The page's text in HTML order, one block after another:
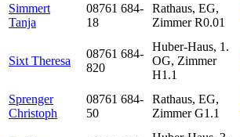
Simmert
Tanja
08761 684-
18
Rathaus, EG,
Zimmer R0.01
Sixt Theresa
08761 684-
820
Huber-Haus, 1.
OG, Zimmer
H1.1
Sprenger
Christoph
08761 684-
50
Rathaus, EG,
Zimmer G1.1